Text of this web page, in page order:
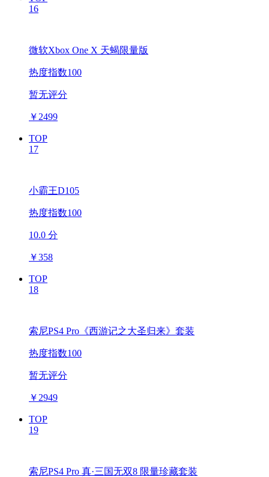
16
微软Xbox One X 天蝎限量版
热度指数100
暂无评分
￥ 2499
TOP
17
小霸王D105
热度指数100
10.0 分
￥358
TOP
18
索尼PS4 Pro《西游记之大圣归来》套装
热度指数100
暂无评分
￥ 2949
TOP
19
索尼PS4 Pro 真·三国无双8 限量珍藏套装